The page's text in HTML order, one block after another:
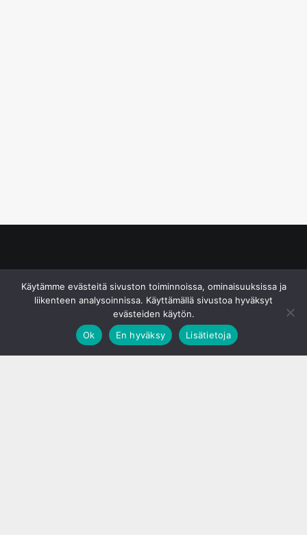
Käytämme evästeitä sivuston toiminnoissa, ominaisuuksissa ja
liikenteen analysoinnissa. Käyttämällä sivustoa hyväksyt
evästeiden käytön.
Ok
En hyväksy Lisätietoja